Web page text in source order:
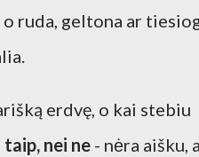
ruda, geltona ar
erdvę, o kai stebiu
taip, nei ne - nėra aišku,